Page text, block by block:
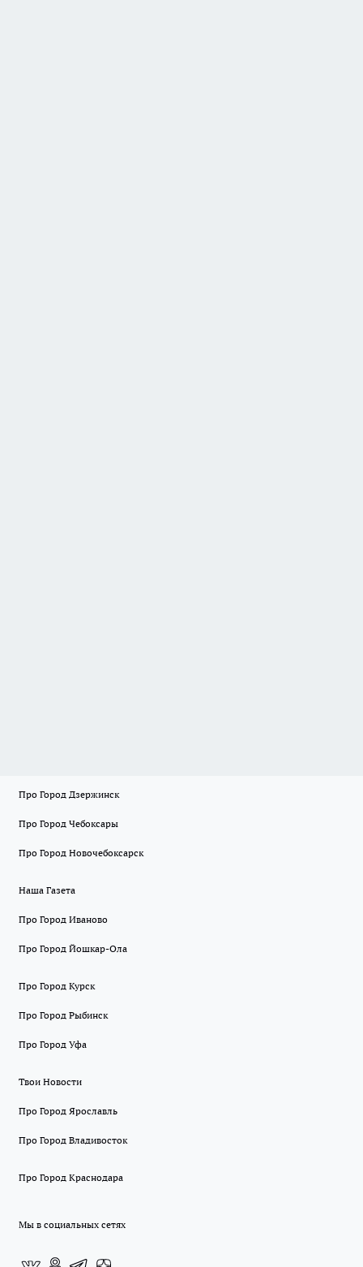
Про Город Дзержинск
Про Город Чебоксары
Про Город Новочебоксарск
Наша Газета
Про Город Иваново
Про Город Йошкар-Ола
Про Город Курск
Про Город Рыбинск
Про Город Уфа
Твои Новости
Про Город Ярославль
Про Город Владивосток
Про Город Краснодара
Мы в социальных сетях